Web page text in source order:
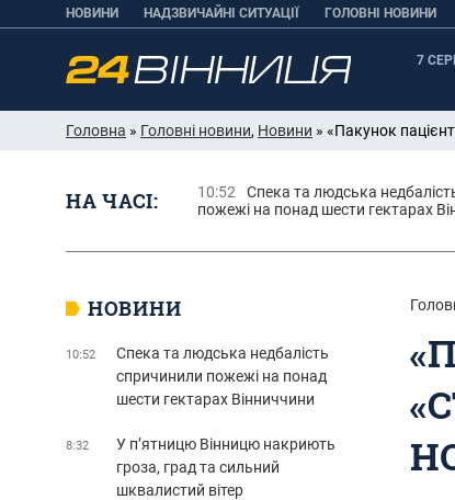
НОВИНИ НАДЗВИЧАЙНІ СИТУАЦІЇ ГОЛОВНІ НОВИНИ
7
Головна » Головні новини, Новини » «Пакунок
НА ЧАСІ: 10:52
Спека та людська
пожежі на понад шести гектарах
НОВИНИ
10:52
Спека та людська недбалість
спричинили пожежі на понад
шести гектарах Вінниччини
8:32
У п’ятницю Вінницю накриють
гроза, град та сильний
шквалистий вітер